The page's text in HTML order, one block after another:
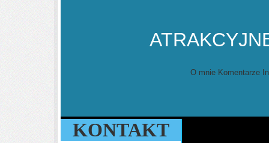
O mnie Komentarze
KONTAKT